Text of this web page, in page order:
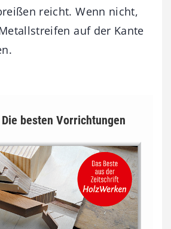
reicht. Wenn nicht,
auf der Kante
besten Vorrichtungen